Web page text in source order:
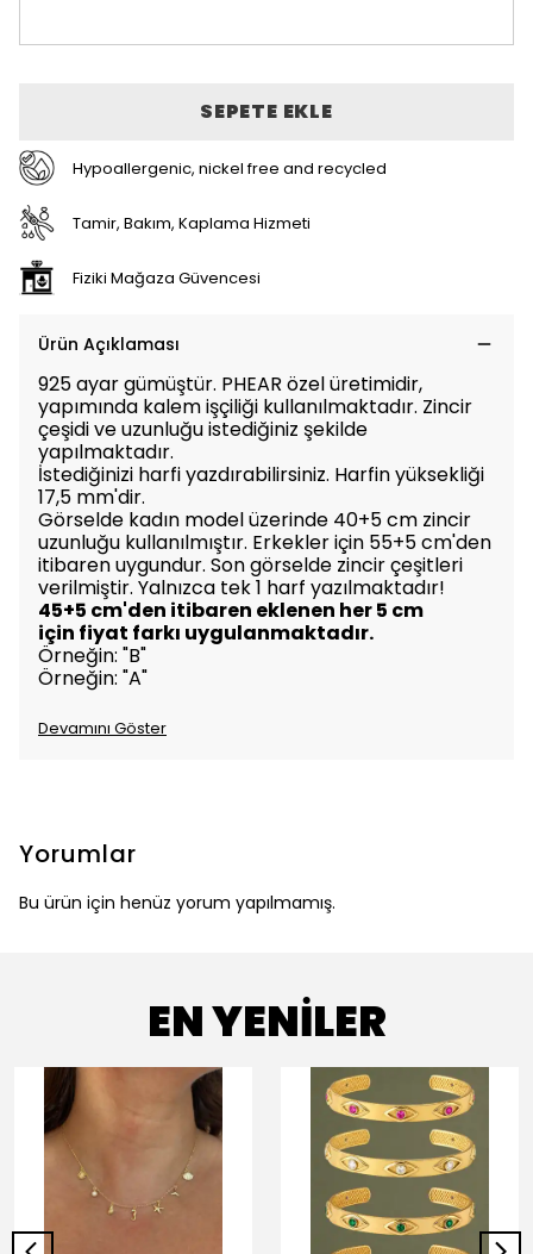
SEPETE EKLE
Hypoallergenic, nickel free and recycled
Tamir, Bakım, Kaplama Hizmeti
Fiziki Mağaza Güvencesi
Ürün Açıklaması
925 ayar gümüştür. PHEAR özel üretimidir,
yapımında kalem işçiliği kullanılmaktadır. Zincir
çeşidi ve uzunluğu istediğiniz şekilde
yapılmaktadır.
İstediğinizi harfi yazdırabilirsiniz. Harfin yüksekliği
17,5 mm'dir.
Görselde kadın model üzerinde 40+5 cm zincir
uzunluğu kullanılmıştır. Erkekler için 55+5 cm'den
itibaren uygundur. Son görselde zincir çeşitleri
verilmiştir. Yalnızca tek 1 harf yazılmaktadır!
45+5 cm'den itibaren eklenen her 5 cm
için fiyat farkı uygulanmaktadır.
Örneğin: "B"
Örneğin: "A"
Devamını Göster
Yorumlar
Bu ürün için henüz yorum yapılmamış.
EN YENİLER